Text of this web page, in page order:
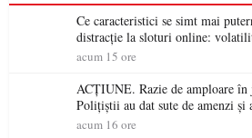
Ce caracteristici se simt mai
distracție la sloturi online:
acum 15 ore
ACȚIUNE. Razie de amploare
Polițiștii au dat sute de amenzi și
permis într-o singură zi
acum 16 ore